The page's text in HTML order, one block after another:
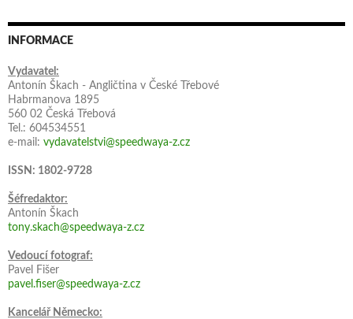
INFORMACE
Vydavatel:
Antonín Škach - Angličtina v České Třebové
Habrmanova 1895
560 02 Česká Třebová
Tel.: 604534551
e-mail: vydavatelstvi@speedwaya-z.cz
ISSN: 1802-9728
Šéfredaktor:
Antonín Škach
tony.skach@speedwaya-z.cz
Vedoucí fotograf:
Pavel Fišer
pavel.fiser@speedwaya-z.cz
Kancelář Německo: